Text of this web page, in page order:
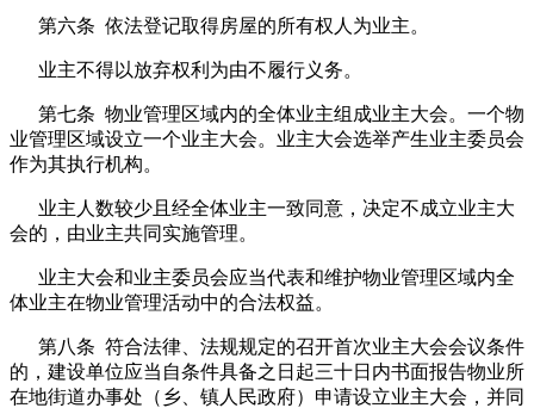
第六条 依法登记取得房屋的所有权人为业主。
业主不得以放弃权利为由不履行义务。
第七条 物业管理区域内的全体业主组成业主大会。一个物
业管理区域设立一个业主大会。业主大会选举产生业主委员会
作为其执行机构。
业主人数较少且经全体业主一致同意，决定不成立业主大
会的，由业主共同实施管理。
业主大会和业主委员会应当代表和维护物业管理区域内全
体业主在物业管理活动中的合法权益。
第八条 符合法律、法规规定的召开首次业主大会会议条件
的，建设单位应当自条件具备之日起三十日内书面报告物业所
在地街道办事处（乡、镇人民政府）申请设立业主大会，并同